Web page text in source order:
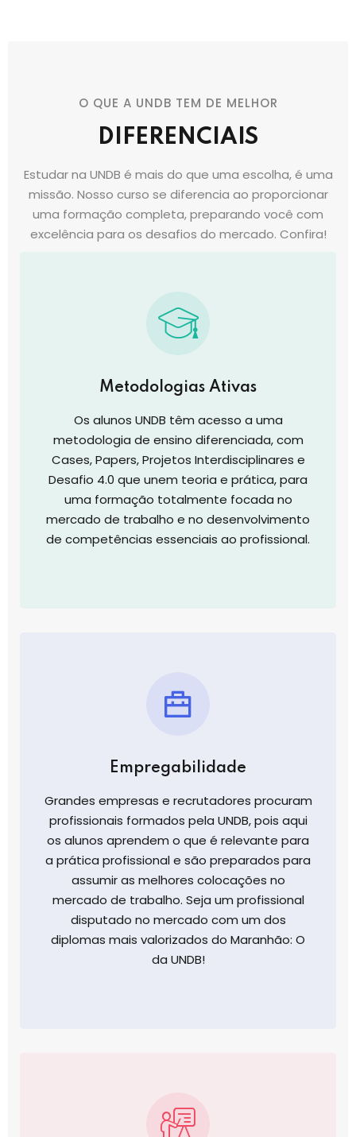
O QUE A UNDB TEM DE MELHOR
DIFERENCIAIS
Estudar na UNDB é mais do que uma escolha, é uma
missão. Nosso curso se diferencia ao proporcionar
uma formação completa, preparando você com
excelência para os desafios do mercado. Confira!
Metodologias Ativas
Os alunos UNDB têm acesso a uma
metodologia de ensino diferenciada, com
Cases, Papers, Projetos Interdisciplinares e
Desafio 4.0 que unem teoria e prática, para
uma formação totalmente focada no
mercado de trabalho e no desenvolvimento
de competências essenciais ao profissional.
Empregabilidade
Grandes empresas e recrutadores procuram
profissionais formados pela UNDB, pois aqui
os alunos aprendem o que é relevante para
a prática profissional e são preparados para
assumir as melhores colocações no
mercado de trabalho. Seja um profissional
disputado no mercado com um dos
diplomas mais valorizados do Maranhão: O
da UNDB!